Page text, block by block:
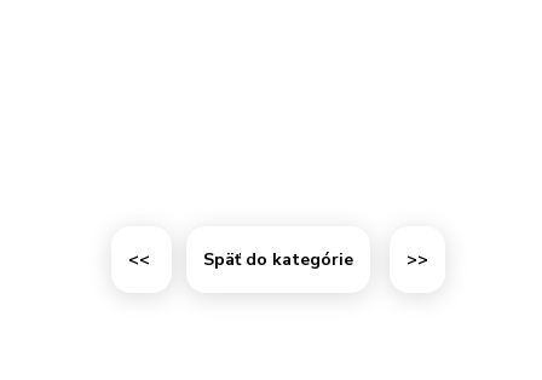
<< Späť do kategórie >>